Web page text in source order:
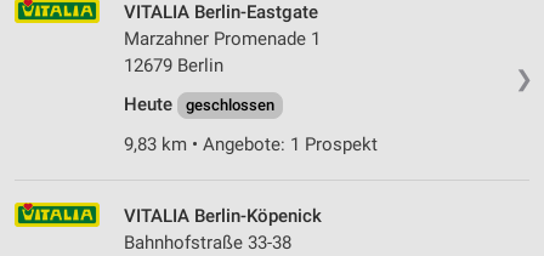
❯
VITALIA Berlin-Eastgate
Marzahner Promenade 1
12679 Berlin
Heute
geschlossen
9,83 km • Angebote: 1 Prospekt
VITALIA Berlin-Köpenick
Bahnhofstraße 33-38